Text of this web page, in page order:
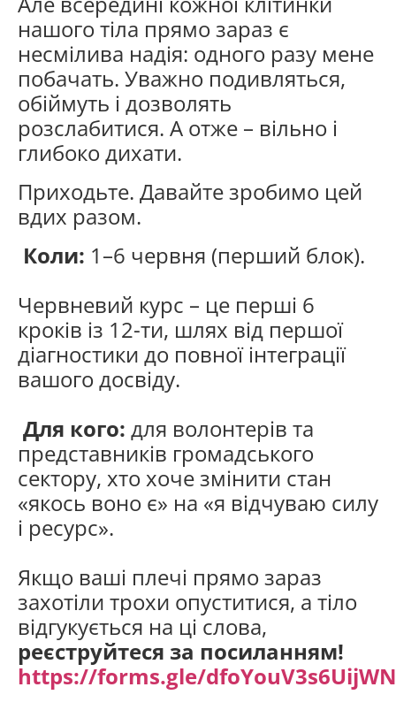
нашого тіла прямо зараз є
несмілива надія: одного разу мене
побачать. Уважно подивляться,
обіймуть і дозволять
розслабитися. А отже – вільно і
глибоко дихати.
Приходьте. Давайте зробимо цей
вдих разом.
Коли: 1–6 червня (перший блок).
Червневий курс – це перші 6
кроків із 12-ти, шлях від першої
діагностики до повної інтеграції
вашого досвіду.
Для кого: для волонтерів та
представників громадського
сектору, хто хоче змінити стан
«якось воно є» на «я відчуваю силу
і ресурс».
Якщо ваші плечі прямо зараз
захотіли трохи опуститися, а тіло
відгукується на ці слова,
реєструйтеся за посиланням!
https://forms.gle/